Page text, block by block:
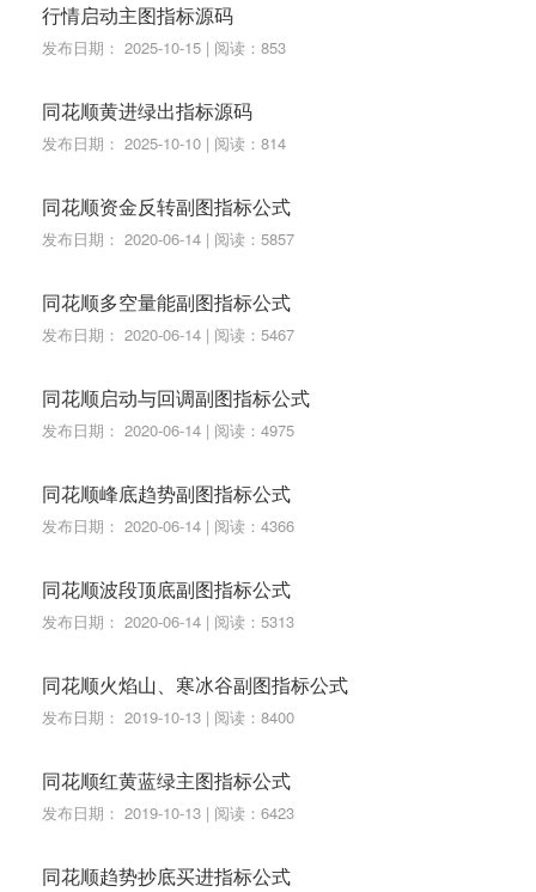
行情启动主图指标源码
发布日期： 2025-10-15 | 阅读：853
同花顺黄进绿出指标源码
发布日期： 2025-10-10 | 阅读：814
同花顺资金反转副图指标公式
发布日期： 2020-06-14 | 阅读：5857
同花顺多空量能副图指标公式
发布日期： 2020-06-14 | 阅读：5467
同花顺启动与回调副图指标公式
发布日期： 2020-06-14 | 阅读：4975
同花顺峰底趋势副图指标公式
发布日期： 2020-06-14 | 阅读：4366
同花顺波段顶底副图指标公式
发布日期： 2020-06-14 | 阅读：5313
同花顺火焰山、寒冰谷副图指标公式
发布日期： 2019-10-13 | 阅读：8400
同花顺红黄蓝绿主图指标公式
发布日期： 2019-10-13 | 阅读：6423
同花顺趋势抄底买进指标公式